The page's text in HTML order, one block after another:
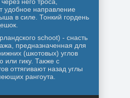
удобное направление
в силе. Тонкий гордень
schoot) - снасть
предназначенная для
(шкотовых) углов
или гику. Также с
оттягивают назад углы
рангоута.